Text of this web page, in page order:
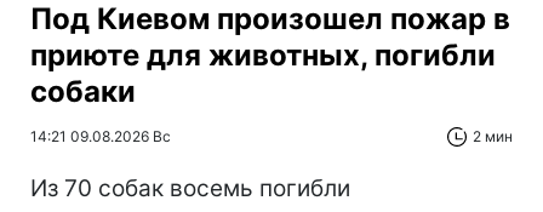
Под Киевом произошел пожар в
приюте для животных, погибли
собаки
14:21 09.08.2026 Вс 2 мин
Из 70 собак восемь погибли